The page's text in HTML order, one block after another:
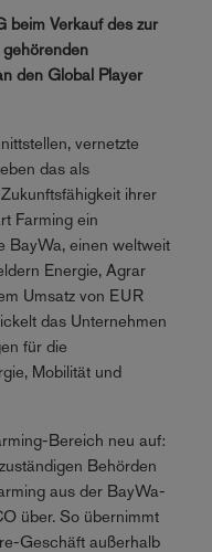
beim Verkauf des zur
den Global Player
vernetzte
das als
ihrer
Farming ein
BayWa, einen weltweit
Energie, Agrar
Umsatz von EUR
das Unternehmen
für die
Mobilität und
Bereich neu auf:
Behörden
aus der BayWa-
über. So übernimmt
Geschäft außerhalb